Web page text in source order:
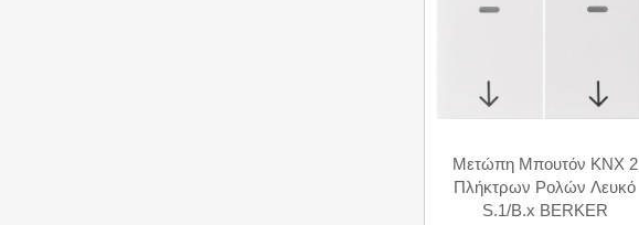
Μετώπη Μπουτόν KNX 2
Πλήκτρων Ρολών Λευκό
S.1/B.x BERKER